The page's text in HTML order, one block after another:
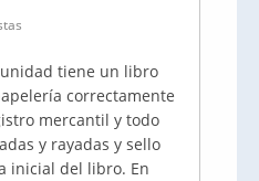
tiene un libro
correctamente
mercantil y todo
y rayadas y sello
inicial del libro. En